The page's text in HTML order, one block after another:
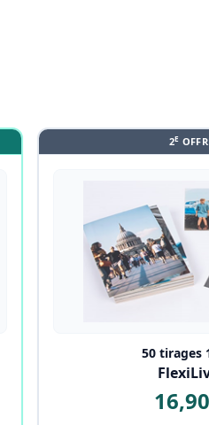
2E
50 tirages